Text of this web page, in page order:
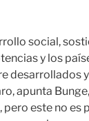
social,
y los
desarrollados
apunta
pero este no es